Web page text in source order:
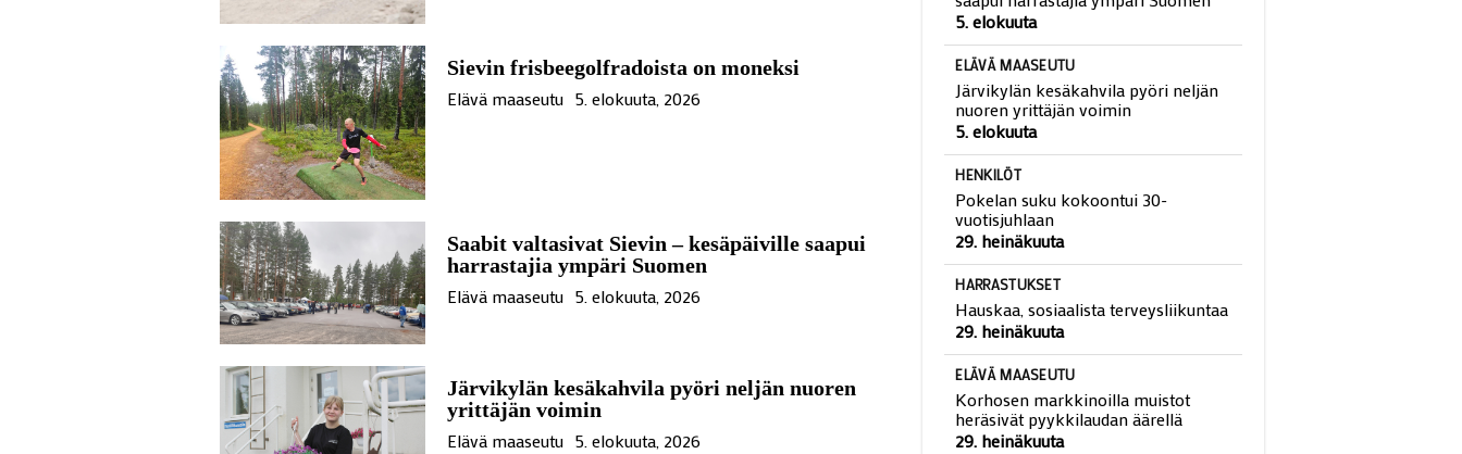
Sievin frisbeegolfradoista on moneksi
Elävä maaseutu 5. elokuuta, 2026
Saabit valtasivat Sievin – kesäpäiville saapui
harrastajia ympäri Suomen
Elävä maaseutu 5. elokuuta, 2026
Järvikylän kesäkahvila pyöri neljän nuoren
yrittäjän voimin
Elävä maaseutu 5. elokuuta, 2026
5. elokuuta
ELÄVÄ MAASEUTU
Järvikylän kesäkahvila pyöri neljän
nuoren yrittäjän voimin
5. elokuuta
HENKILÖT
Pokelan suku kokoontui 30-
vuotisjuhlaan
29. heinäkuuta
HARRASTUKSET
Hauskaa, sosiaalista terveysliikuntaa
29. heinäkuuta
ELÄVÄ MAASEUTU
Korhosen markkinoilla muistot
heräsivät pyykkilaudan äärellä
29. heinäkuuta